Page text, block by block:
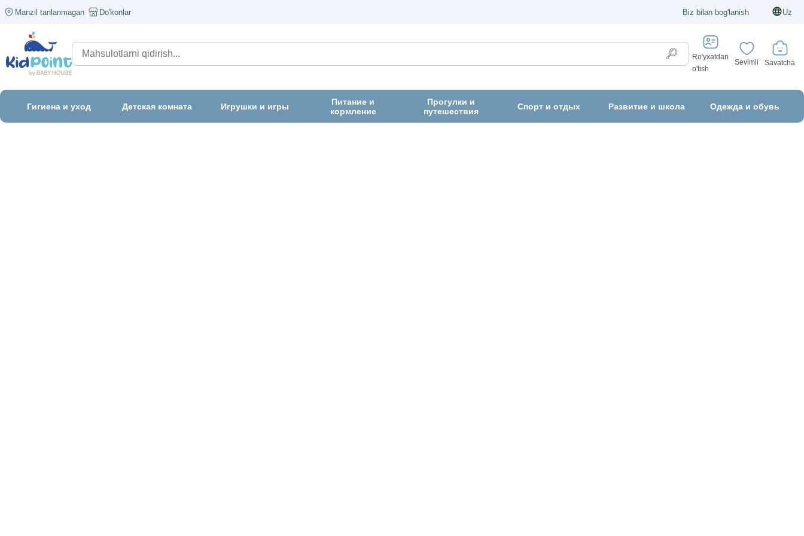
Manzil tanlanmagan Do'konlar Biz bilan bog'lanish Uz
Ro'yxatdan
o'tish
Sevimli Savatcha
Гигиена и уход Детская комната Игрушки и игры
Питание и
кормление
Прогулки и
путешествия
Спорт и отдых Развитие и школа Одежда и обувь